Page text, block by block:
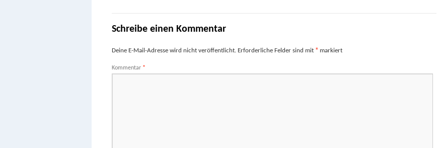
Schreibe einen Kommentar
Deine E-Mail-Adresse wird nicht veröffentlicht. Erforderliche Felder sind mit * markiert
Kommentar *